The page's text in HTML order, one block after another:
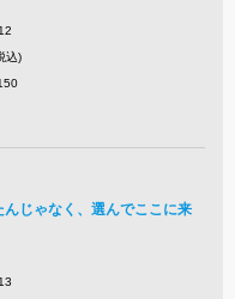
込)
じゃなく、選んでここに来